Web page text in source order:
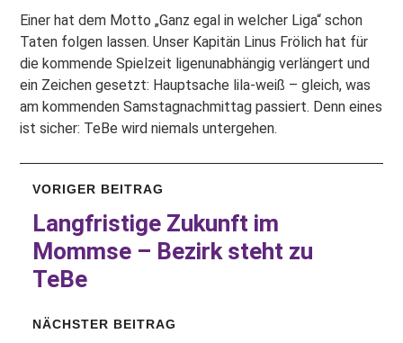
Einer hat dem Motto „Ganz egal in welcher Liga“ schon
Taten folgen lassen. Unser Kapitän Linus Frölich hat für
die kommende Spielzeit ligenunabhängig verlängert und
ein Zeichen gesetzt: Hauptsache lila-weiß – gleich, was
am kommenden Samstagnachmittag passiert. Denn eines
ist sicher: TeBe wird niemals untergehen.
VORIGER BEITRAG
Langfristige Zukunft im
Mommse – Bezirk steht zu
TeBe
NÄCHSTER BEITRAG